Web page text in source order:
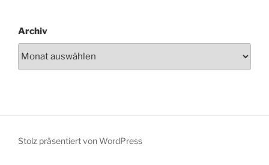
Archiv
Stolz präsentiert von WordPress